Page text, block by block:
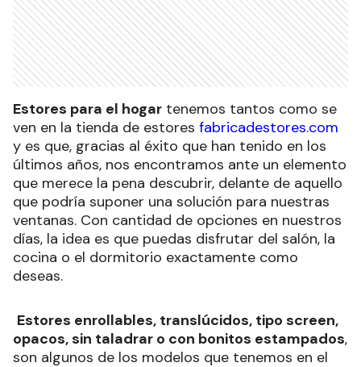
Estores para el hogar tenemos tantos como se
ven en la tienda de estores fabricadestores.com
y es que, gracias al éxito que han tenido en los
últimos años, nos encontramos ante un elemento
que merece la pena descubrir, delante de aquello
que podría suponer una solución para nuestras
ventanas. Con cantidad de opciones en nuestros
días, la idea es que puedas disfrutar del salón, la
cocina o el dormitorio exactamente como
deseas.
Estores enrollables, translúcidos, tipo screen,
opacos, sin taladrar o con bonitos estampados,
son algunos de los modelos que tenemos en el